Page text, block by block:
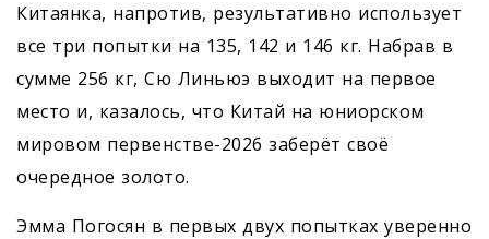
Китаянка, напротив, результативно использует
все три попытки на 135, 142 и 146 кг. Набрав в
сумме 256 кг, Сю Линьюэ выходит на первое
место и, казалось, что Китай на юниорском
мировом первенстве-2026 заберёт своё
очередное золото.
Эмма Погосян в первых двух попытках уверенно